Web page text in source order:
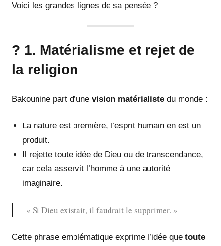
Voici les grandes lignes de sa pensée ?
? 1. Matérialisme et rejet de
la religion
Bakounine part d’une vision matérialiste du monde :
La nature est première, l’esprit humain en est un
produit.
Il rejette toute idée de Dieu ou de transcendance,
car cela asservit l’homme à une autorité
imaginaire.
« Si Dieu existait, il faudrait le supprimer. »
Cette phrase emblématique exprime l’idée que toute